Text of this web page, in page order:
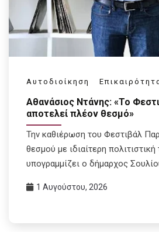
Αυτοδιοίκηση
Αθανάσιος Ντάνης: «Το
αποτελεί πλέον θεσμό»
Την καθιέρωση του Φεστιβάλ
θεσμού με ιδιαίτερη πολιτιστική
υπογραμμίζει ο δήμαρχος
1 Αυγούστου, 2026